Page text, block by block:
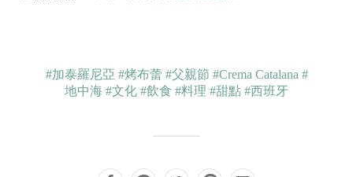
#加泰羅尼亞 #烤布蕾 #父親節 #Crema Catalana #
地中海 #文化 #飲食 #料理 #甜點 #西班牙